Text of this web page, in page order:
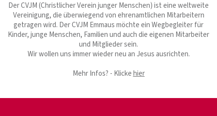
Der CVJM (Christlicher Verein junger Menschen) ist eine weltweite
Vereinigung, die überwiegend von ehrenamtlichen Mitarbeitern
getragen wird. Der CVJM Emmaus möchte ein Wegbegleiter für
Kinder, junge Menschen, Familien und auch die eigenen Mitarbeiter
und Mitglieder sein.
Wir wollen uns immer wieder neu an Jesus ausrichten.
Mehr Infos? - Klickehier